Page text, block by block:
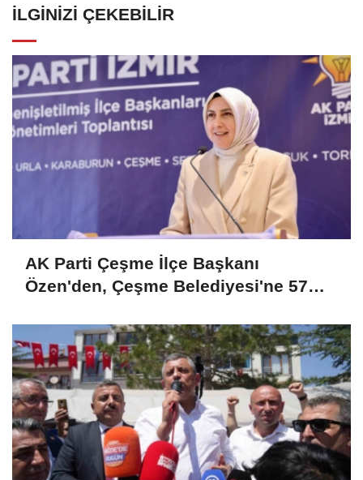
İLGINIZI ÇEKEBILIR
AK Parti Çeşme İlçe Başkanı
Özen'den, Çeşme Belediyesi'ne 57